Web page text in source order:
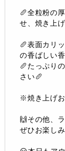
🥖全粒粉の
せ、焼き上
🥖表面カリ
の香ばしい
🥖たっぷり
さい🥖
※焼き上げ
🙌その他、
ぜひお楽し